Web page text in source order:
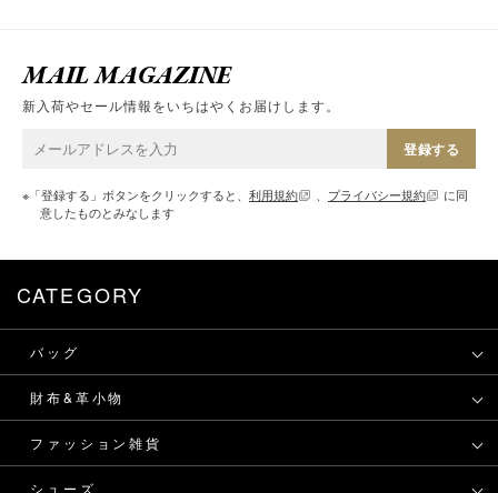
MAIL MAGAZINE
新入荷やセール情報をいちはやくお届けします。
登録する
※「登録する」ボタンをクリックすると、 利用規約 、 プライバシー規約
に同
意したものとみなします
CATEGORY
バッグ
財布&革小物
ファッション雑貨
シューズ